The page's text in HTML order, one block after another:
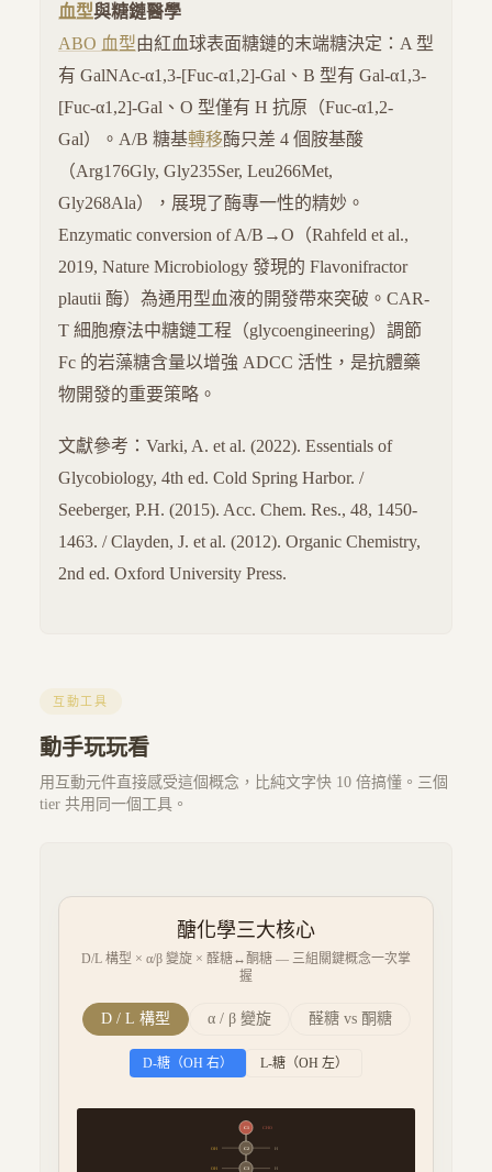
血型與糖鏈醫學
ABO 血型由紅血球表面糖鏈的末端糖決定：A 型
有 GalNAc-α1,3-[Fuc-α1,2]-Gal、B 型有 Gal-α1,3-
[Fuc-α1,2]-Gal、O 型僅有 H 抗原（Fuc-α1,2-
Gal）。A/B 糖基轉移酶只差 4 個胺基酸
（Arg176Gly, Gly235Ser, Leu266Met,
Gly268Ala），展現了酶專一性的精妙。
Enzymatic conversion of A/B→O（Rahfeld et al.,
2019, Nature Microbiology 發現的 Flavonifractor
plautii 酶）為通用型血液的開發帶來突破。CAR-
T 細胞療法中糖鏈工程（glycoengineering）調節
Fc 的岩藻糖含量以增強 ADCC 活性，是抗體藥
物開發的重要策略。
文獻參考：Varki, A. et al. (2022). Essentials of
Glycobiology, 4th ed. Cold Spring Harbor. /
Seeberger, P.H. (2015). Acc. Chem. Res., 48, 1450-
1463. / Clayden, J. et al. (2012). Organic Chemistry,
2nd ed. Oxford University Press.
互動工具
動手玩玩看
用互動元件直接感受這個概念，比純文字快 10 倍搞懂。三個
tier 共用同一個工具。
醣化學三大核心
D/L 構型 × α/β 變旋 × 醛糖↔酮糖 — 三組關鍵概念一次掌
握
D / L 構型 α / β 變旋 醛糖 vs 酮糖
D-糖（OH 右） L-糖（OH 左）
C1 CHO
C2
OH H
C3
OH